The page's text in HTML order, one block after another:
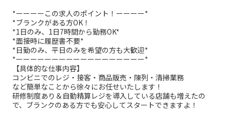
*ーーーーこの求人のポイント！ーーーー*
*ブランクがある方OK！
*1日のみ、1日7時間から勤務OK*
*面接時に履歴書不要*
*日勤のみ、平日のみを希望の方も大歓迎*
*ーーーーーーーーーーーーーーーーーー*
【具体的な仕事内容】
コンビニでのレジ・接客・商品販売・陳列・清掃業務
など簡単なことから徐々にお任せいたします！
研修制度あり＆自動精算レジを導入している店舗も増えたの
で、ブランクのある方でも安心してスタートできますよ！